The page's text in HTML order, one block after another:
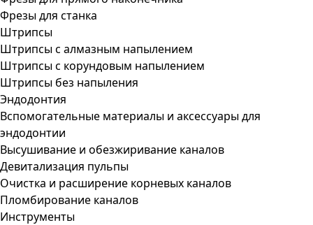
Фрезы для станка
Штрипсы
Штрипсы c алмазным напылением
Штрипсы c корундовым напылением
Штрипсы без напыления
Эндодонтия
Вспомогательные материалы и аксессуары для
эндодонтии
Высушивание и обезжиривание каналов
Девитализация пульпы
Очистка и расширение корневых каналов
Пломбирование каналов
Инструменты